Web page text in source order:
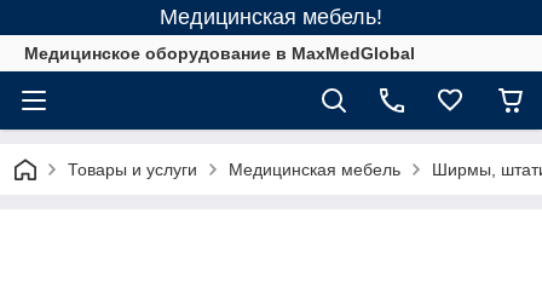
Медицинская мебель!
Медицинское оборудование в MaxMedGlobal
Товары и услуги Медицинская мебель Ширмы,